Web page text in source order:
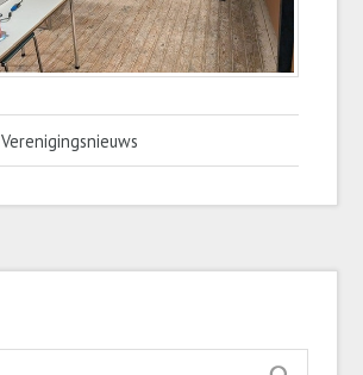
Verenigingsnieuws